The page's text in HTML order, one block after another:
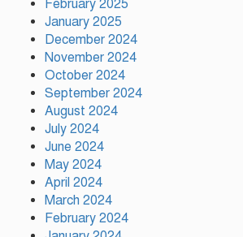
দুর্গাপূজায় আসছে
রেকর্ড সম্পন্ন
February 2025
January 2025
December 2024
November 2024
October 2024
September 2024
August 2024
July 2024
June 2024
May 2024
April 2024
March 2024
February 2024